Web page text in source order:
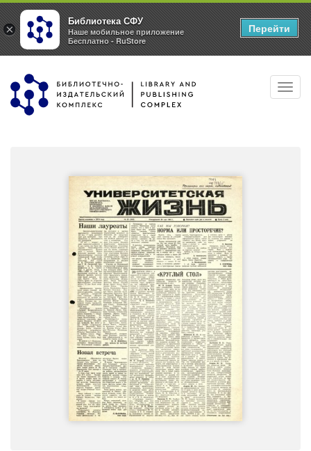
Перейти
основному
×
Библиотека СФУ
Наше мобильное приложение
Бесплатно - RuStore
Перейти